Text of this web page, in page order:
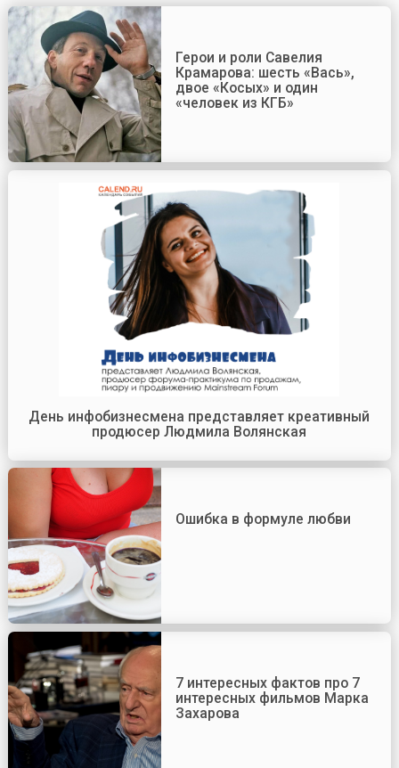
Герои и роли Савелия
Крамарова: шесть «Вась»,
двое «Косых» и один
«человек из КГБ»
День инфобизнесмена представляет креативный
продюсер Людмила Волянская
Ошибка в формуле любви
7 интересных фактов про 7
интересных фильмов Марка
Захарова